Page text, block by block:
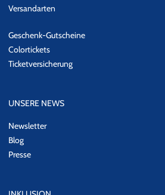
Versandarten
Geschenk-Gutscheine
Colortickets
Ticketversicherung
UNSERE NEWS
Newsletter
Blog
Presse